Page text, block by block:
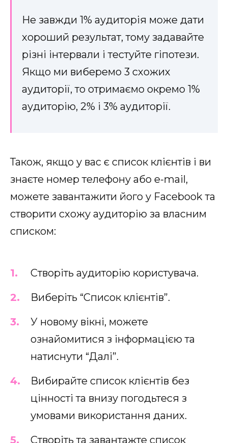
Не завжди 1% аудиторія може дати
хороший результат, тому задавайте
різні інтервали і тестуйте гіпотези.
Якщо ми виберемо 3 схожих
аудиторії, то отримаємо окремо 1%
аудиторію, 2% і 3% аудиторії.
Також, якщо у вас є список клієнтів і ви
знаєте номер телефону або e-mail,
можете завантажити його у Facebook та
створити схожу аудиторію за власним
списком:
Створіть аудиторію користувача.
Виберіть “Список клієнтів”.
У новому вікні, можете
ознайомитися з інформацією та
натиснути “Далі”.
Вибирайте список клієнтів без
цінності та внизу погодьтеся з
умовами використання даних.
Створіть та завантажте список